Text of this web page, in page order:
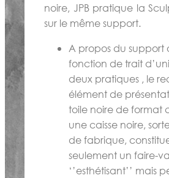
noire, JPB pratique la
sur le même support.
A propos du support
fonction de trait
deux pratiques , le
élément de
toile noire de format
une caisse noire,
de fabrique,
seulement un faire-
‘’esthétisant’’ mais